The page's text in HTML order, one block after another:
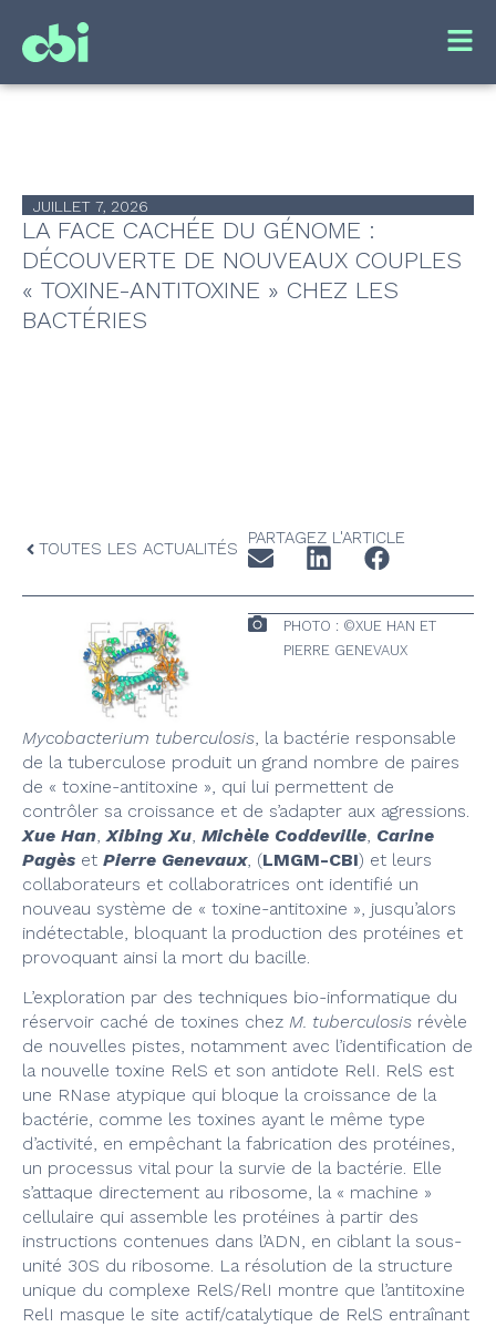
JUILLET 7, 2026
LA FACE CACHÉE DU GÉNOME :
DÉCOUVERTE DE NOUVEAUX COUPLES
« TOXINE-ANTITOXINE » CHEZ LES
BACTÉRIES
TOUTES LES ACTUALITÉS
PARTAGEZ L'ARTICLE
PHOTO : ©XUE HAN ET
PIERRE GENEVAUX
Mycobacterium tuberculosis , la bactérie responsable
de la tuberculose produit un grand nombre de paires
de « toxine-antitoxine », qui lui permettent de
contrôler sa croissance et de s’adapter aux agressions.
Xue Han Xibing Xu Michèle Coddeville Carine
Pagès et Pierre Genevaux, (LMGM-CBI) et leurs
collaborateurs et collaboratrices ont identifié un
nouveau système de « toxine-antitoxine », jusqu’alors
indétectable, bloquant la production des protéines et
provoquant ainsi la mort du bacille.
L’exploration par des techniques bio-informatique du
réservoir caché de toxines chez M. tuberculosis révèle
de nouvelles pistes, notamment avec l’identification de
la nouvelle toxine RelS et son antidote RelI. RelS est
une RNase atypique qui bloque la croissance de la
bactérie, comme les toxines ayant le même type
d’activité, en empêchant la fabrication des protéines,
un processus vital pour la survie de la bactérie. Elle
s’attaque directement au ribosome, la « machine »
cellulaire qui assemble les protéines à partir des
instructions contenues dans l’ADN, en ciblant la sous-
unité 30S du ribosome. La résolution de la structure
unique du complexe RelS/RelI montre que l’antitoxine
RelI masque le site actif/catalytique de RelS entraînant